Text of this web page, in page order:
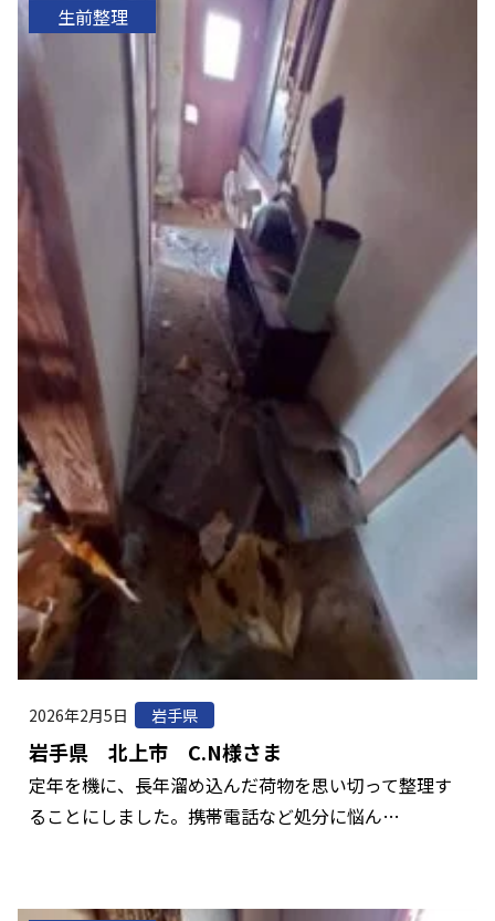
生前整理
2026年2月5日 岩手県
岩手県 北上市 C.N様さま
定年を機に、長年溜め込んだ荷物を思い切って整理す
ることにしました。携帯電話など処分に悩ん…